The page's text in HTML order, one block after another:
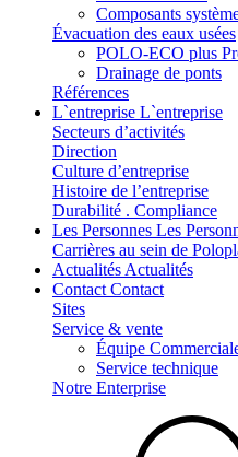
Composants
Évacuation des eaux usées
POLO-ECO plus
Drainage de ponts
Références
L`entreprise L`entreprise
Secteurs d’activités
Direction
Culture d’entreprise
Histoire de l’entreprise
Durabilité . Compliance
Les Personnes Les
Carrières au sein de
Actualités Actualités
Contact Contact
Sites
Service & vente
Équipe
Service technique
Notre Enterprise